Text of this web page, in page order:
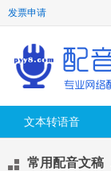
发票申请
文本转语音
常用配音文稿